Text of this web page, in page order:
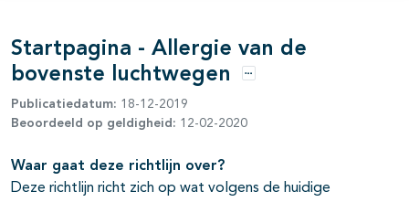
open- en dichtklappen
Startpagina - Allergie van de
bovenste luchtwegen
Opties
Publicatiedatum: 18-12-2019
Beoordeeld op geldigheid: 12-02-2020
Waar gaat deze richtlijn over?
Deze richtlijn richt zich op wat volgens de huidige